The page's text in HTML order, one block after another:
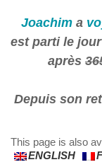
Joachim a
est parti le
après
Depuis son
This page is also
ENGLISH